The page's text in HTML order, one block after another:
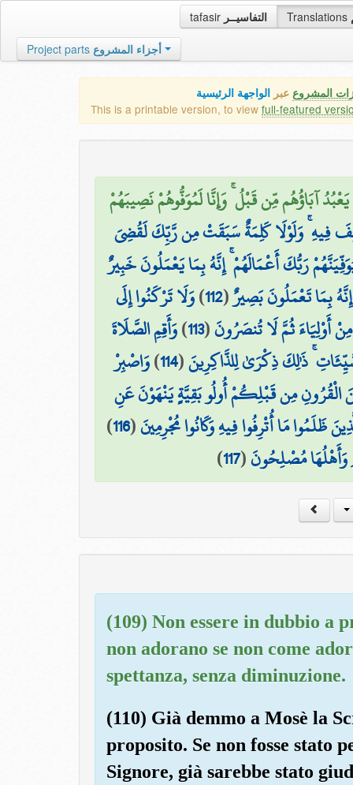
tafasir التفاسيــر Translations
Project parts أجزاء المشروع
المشروع عبر الواجهة الرئيسية
This is a printable version, to view full-featured
آبَاؤُهُم مِّن قَبْلُ ۚ وَإِنَّا لَمُوَفُّوهُمْ نَصِيبَهُمْ
فِيهِ ۚ وَلَوْلَا كَلِمَةٌ سَبَقَتْ مِن رَّبِّكَ لَقُضِيَ
رَبُّكَ أَعْمَالَهُمْ ۚ إِنَّهُ بِمَا يَعْمَلُونَ خَبِيرٌ
بِمَا تَعْمَلُونَ بَصِيرٌ(
112
)وَلَا تَرْكَنُوا إِلَى
أَوْلِيَاءَ ثُمَّ لَا تُنصَرُونَ(
113
)وَأَقِمِ الصَّلَاةَ
ذَٰلِكَ ذِكْرَىٰ لِلذَّاكِرِينَ(
114
)وَاصْبِرْ
الْقُرُونِ مِن قَبْلِكُمْ أُولُو بَقِيَّةٍ يَنْهَوْنَ عَنِ
ظَلَمُوا مَا أُتْرِفُوا فِيهِ وَكَانُوا مُجْرِمِينَ(
116
)
وَأَهْلُهَا مُصْلِحُونَ(
117
)
(109) Non essere in dubbio a
non adorano se non come
spettanza, senza diminuzione.
(110) Già demmo a Mosè la
proposito. Se non fosse stato
Signore, già sarebbe stato